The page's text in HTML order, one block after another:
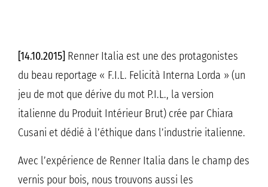
[14.10.2015] Renner Italia est une des protagonistes
du beau reportage « F.I.L. Felicità Interna Lorda » (un
jeu de mot que dérive du mot P.I.L., la version
italienne du Produit Intérieur Brut) crée par Chiara
Cusani et dédié à l’éthique dans l’industrie italienne.
Avec l’expérience de Renner Italia dans le champ des
vernis pour bois, nous trouvons aussi les